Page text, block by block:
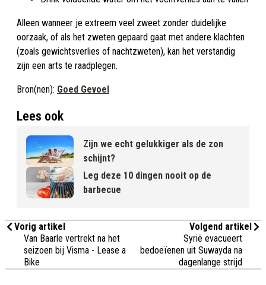
Alleen wanneer je extreem veel zweet zonder duidelijke
oorzaak, of als het zweten gepaard gaat met andere klachten
(zoals gewichtsverlies of nachtzweten), kan het verstandig
zijn een arts te raadplegen.
Bron(nen): Goed Gevoel
Lees ook
Zijn we echt gelukkiger als de zon
schijnt?
Leg deze 10 dingen nooit op de
barbecue
Vorig artikel
Van Baarle vertrekt na het
seizoen bij Visma - Lease a
Bike
Volgend artikel
Syrië evacueert
bedoeïenen uit Suwayda na
dagenlange strijd